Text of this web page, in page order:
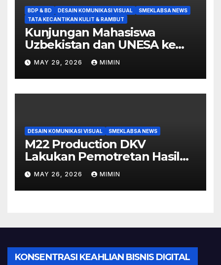
BDP & BD DESAIN KOMUNIKASI VISUAL
SMEKLABSA NEWS
TATA KECANTIKAN KULIT & RAMBUT
Kunjungan Mahasiswa
Uzbekistan dan UNESA ke
SMK Labschool UNESA 1
MAY 29, 2026 MIMIN
DESAIN KOMUNIKASI VISUAL SMEKLABSA NEWS
M22 Production DKV
Lakukan Pemotretan Hasil
Make Up Tugas Akhir Siswi
TKKR
MAY 26, 2026 MIMIN
KONSENTRASI KEAHLIAN BISNIS DIGITAL